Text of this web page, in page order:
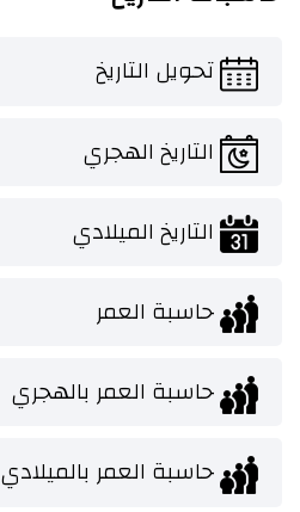
تحويل التاريخ
التاريخ الهجري
التاريخ الميلادي
حاسبة العمر
حاسبة العمر بالهجري
حاسبة العمر بالميلادي